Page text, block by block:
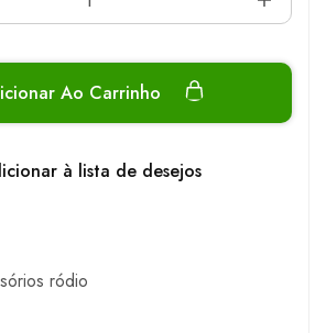
Ao Carrinho
à lista de desejos
ródio